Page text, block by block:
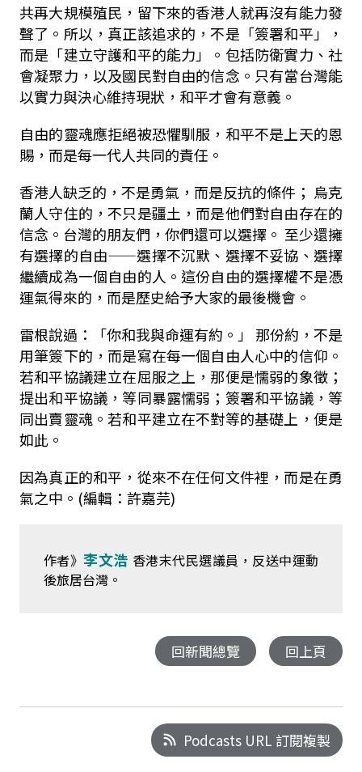
共再大規模殖民，留下來的香港人就再沒有能力發
聲了。所以，真正該追求的，不是「簽署和平」，
而是「建立守護和平的能力」。包括防衛實力、社
會凝聚力，以及國民對自由的信念。只有當台灣能
以實力與決心維持現狀，和平才會有意義。
自由的靈魂應拒絕被恐懼馴服，和平不是上天的恩
賜，而是每一代人共同的責任。
香港人缺乏的，不是勇氣，而是反抗的條件； 烏克
蘭人守住的，不只是疆土，而是他們對自由存在的
信念。台灣的朋友們，你們還可以選擇。 至少還擁
有選擇的自由——選擇不沉默、選擇不妥協、選擇
繼續成為一個自由的人。這份自由的選擇權不是憑
運氣得來的，而是歷史給予大家的最後機會。
雷根說過：「你和我與命運有約。」 那份約，不是
用筆簽下的，而是寫在每一個自由人心中的信仰。
若和平協議建立在屈服之上，那便是懦弱的象徵；
提出和平協議，等同暴露懦弱；簽署和平協議，等
同出賣靈魂。若和平建立在不對等的基礎上，便是
如此。
因為真正的和平，從來不在任何文件裡，而是在勇
氣之中。(編輯：許嘉芫)
作者》李文浩 香港末代民選議員，反送中運動
後旅居台灣。
回新聞總覽 回上頁
Podcasts URL 訂閱複製